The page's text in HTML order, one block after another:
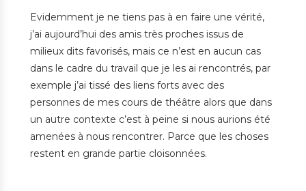
Evidemment je ne tiens pas à en faire une vérité,
j’ai aujourd’hui des amis très proches issus de
milieux dits favorisés, mais ce n’est en aucun cas
dans le cadre du travail que je les ai rencontrés, par
exemple j’ai tissé des liens forts avec des
personnes de mes cours de théâtre alors que dans
un autre contexte c’est à peine si nous aurions été
amenées à nous rencontrer. Parce que les choses
restent en grande partie cloisonnées.